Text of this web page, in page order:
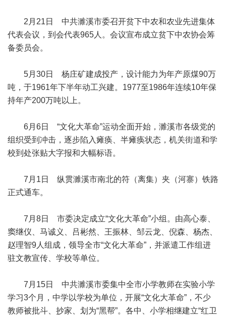
2月21日 中共濉溪市委召开贫下中农和农业先进集体
代表会议，到会代表965人。会议宣布成立贫下中农协会筹
备委员会。
5月30日 杨庄矿建成投产，设计能力为年产原煤90万
吨，于1961年下半年动工兴建。1977至1986年连续10年保
持年产200万吨以上。
6月6日 “文化大革命”运动全面开始，濉溪市各级党的
组织受到冲击，逐步陷入瘫痪、半瘫痪状态，机关街道和学
校到处张贴大字报和大幅标语。
7月1日 纵贯濉溪市南北的符（离集）夹（河寨）铁路
正式通车。
7月8日 市委决定成立“文化大革命”小组。由高心泰、
窦继仪、马诚义、吕彬然、王振林、邹云龙、倪森、杨杰、
赵理智9人组成，领导全市“文化大革命”，并派遣工作组进
驻文教宣传、学校等单位。
7月15日 中共濉溪市委集中全市小学教师在实验小学
学习3个月，中学以学校为单位，开展“文化大革命”，不少
教师被批斗、抄家、划为“黑帮”。各中、小学相继建立“红卫